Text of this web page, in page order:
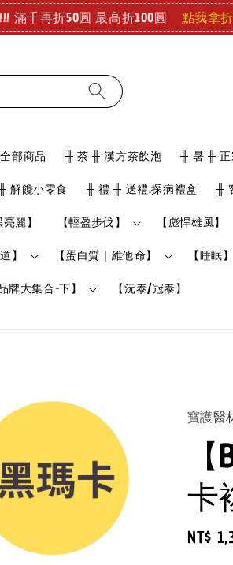
要有!! 泡澡也能舒緩疲勞 療癒登場!
全部商品 ╫ 茶 ╫ 漢方茶飲泡 ╫ 暑 ╫ 正
解饞小零食 ╫ 禮 ╫ 送禮.探病禮盒 ╫
亮麗】 【輕盈步伐】 【彪悍雄風】
】 【蛋白質｜維他命】 【睡眠】
品牌大集合-下】 【沅泰/冠泰】
寶護醫
卡
NT$